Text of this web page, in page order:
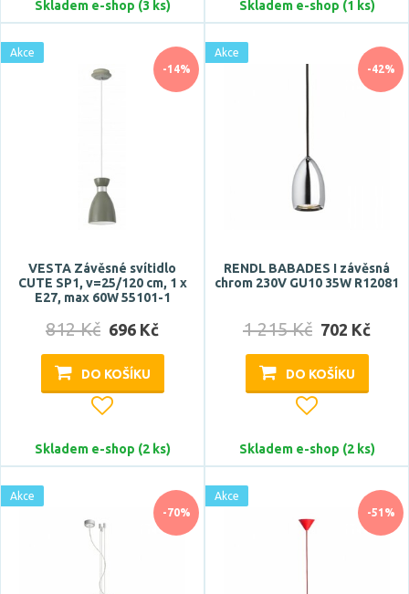
Skladem e-shop (3 ks) Skladem e-shop (1 ks)
-14%
Akce
VESTA Závěsné svítidlo
CUTE SP1, v=25/120 cm, 1 x
E27, max 60W 55101-1
812 Kč 696 Kč
DO KOŠÍKU
Skladem e-shop (2 ks)
-42%
Akce
RENDL BABADES I závěsná
chrom 230V GU10 35W R12081
1 215 Kč 702 Kč
DO KOŠÍKU
Skladem e-shop (2 ks)
-70%
Akce
-51%
Akce